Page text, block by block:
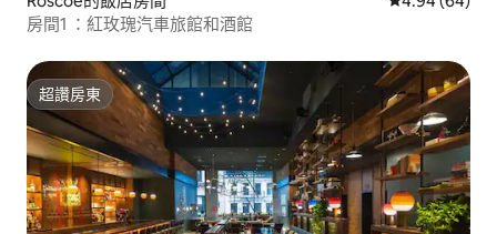
房間1 ：紅玫瑰汽車旅館和酒館
超讚房東
超讚房東